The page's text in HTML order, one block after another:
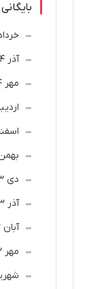
خرداد
آذر 1404
مهر 1404
اسفند
بهمن
دی 1403
آذر 1403
آبان 1403
مهر 1403
شهریور